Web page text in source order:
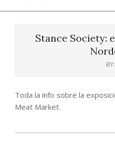
CCA
EntreStance Society:
BY:
Toda la info sobre la
Meat Market.